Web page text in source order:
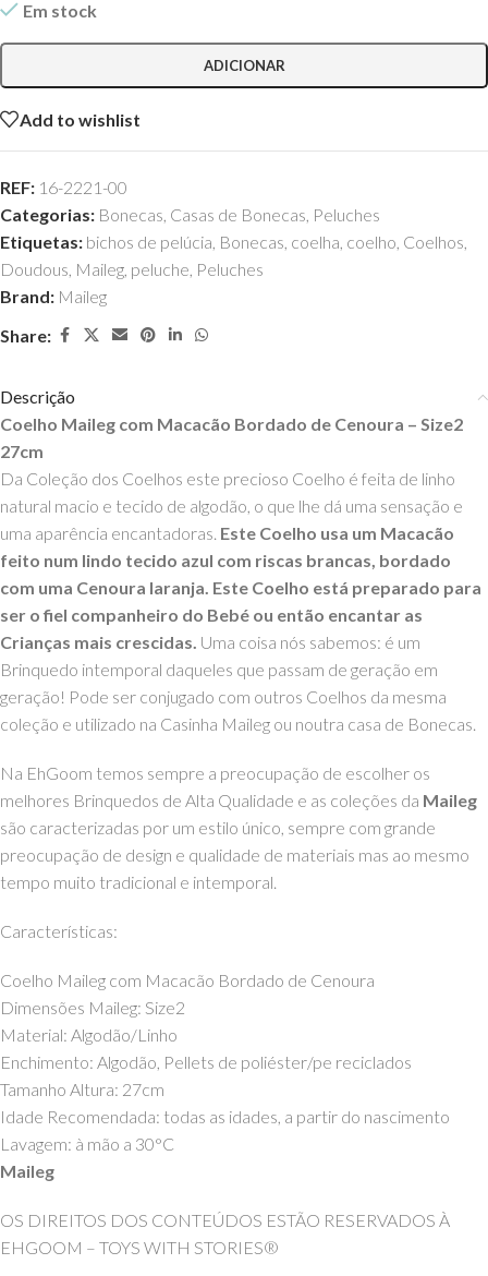
Em stock
ADICIONAR
Add to wishlist
REF: 16-2221-00
Categorias: Bonecas, Casas de Bonecas, Peluches
Etiquetas: bichos de pelúcia, Bonecas, coelha, coelho, Coelhos,
Doudous, Maileg, peluche, Peluches
Brand: Maileg
Share:
Descrição
Coelho Maileg com Macacão Bordado de Cenoura – Size2
27cm
Da Coleção dos Coelhos este precioso Coelho é feita de linho
natural macio e tecido de algodão, o que lhe dá uma sensação e
uma aparência encantadoras. Este Coelho usa um Macacão
feito num lindo tecido azul com riscas brancas, bordado
com uma Cenoura laranja. Este Coelho está preparado para
ser o fiel companheiro do Bebé ou então encantar as
Crianças mais crescidas. Uma coisa nós sabemos: é um
Brinquedo intemporal daqueles que passam de geração em
geração! Pode ser conjugado com outros Coelhos da mesma
coleção e utilizado na Casinha Maileg ou noutra casa de Bonecas.
Na EhGoom temos sempre a preocupação de escolher os
melhores Brinquedos de Alta Qualidade e as coleções da Maileg
são caracterizadas por um estilo único, sempre com grande
preocupação de design e qualidade de materiais mas ao mesmo
tempo muito tradicional e intemporal.
Características:
Coelho Maileg com Macacão Bordado de Cenoura
Dimensões Maileg: Size2
Material: Algodão/Linho
Enchimento: Algodão, Pellets de poliéster/pe reciclados
Tamanho Altura: 27cm
Idade Recomendada: todas as idades, a partir do nascimento
Lavagem: à mão a 30°C
Maileg
OS DIREITOS DOS CONTEÚDOS ESTÃO RESERVADOS À
EHGOOM – TOYS WITH STORIES®